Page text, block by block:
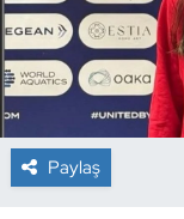
Paylaş
Cimnastik
Curling
Dağcılık